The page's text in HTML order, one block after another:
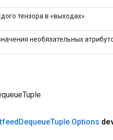
тензора в «выходах».
необязательных
DequeueTuple.Options